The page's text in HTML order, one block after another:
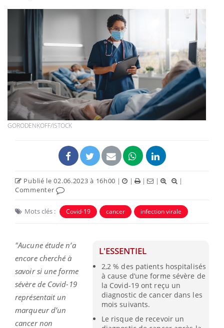
GORODENKOFF/ISTOCK
Publié le 02.06.2023 à 16h00 | | | |
|
Commenter
Mots clés : Covid-19 cancer infection virale
L'ESSENTIEL
2,2 % des patients hospitalisés
à cause d’une forme sévère de
la Covid-19 ont reçu un
diagnostic de cancer dans les
mois suivants.
Le risque de recevoir un
"Aucune étude n’a
encore cherché à
savoir si une forme
sévère de Covid-19
représentait un
marqueur d’un
cancer non